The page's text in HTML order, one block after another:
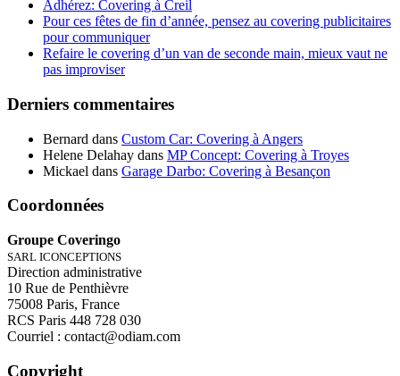
Adhérez: Covering à Creil
Pour ces fêtes de fin d’année, pensez au covering publicitaires
pour communiquer
Refaire le covering d’un van de seconde main, mieux vaut ne
pas improviser
Derniers commentaires
Bernard dans Custom Car: Covering à Angers
Helene Delahay dans MP Concept: Covering à Troyes
Mickael dans Garage Darbo: Covering à Besançon
Coordonnées
Groupe Coveringo
SARL ICONCEPTIONS
Direction administrative
10 Rue de Penthièvre
75008 Paris, France
RCS Paris 448 728 030
Courriel : contact@odiam.com
Copyright